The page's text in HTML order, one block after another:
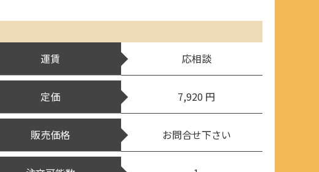
運賃 応相談
定価 7,920 円
販売価格 お問合せ下さい